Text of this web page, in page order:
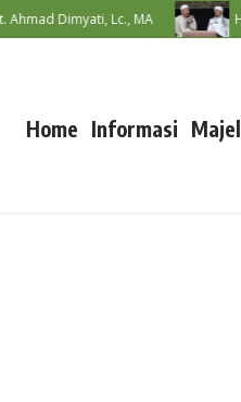
Lc., MA Habib
Home Informasi